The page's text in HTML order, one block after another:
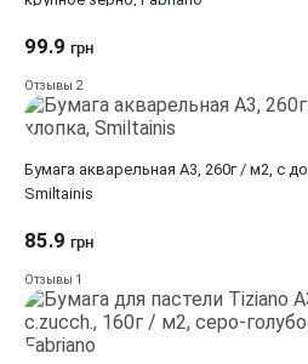
99.9 грн
Отзывы 2
Бумага акварельная А3, 260г / м2, с
Smiltainis
85.9 грн
Отзывы 1